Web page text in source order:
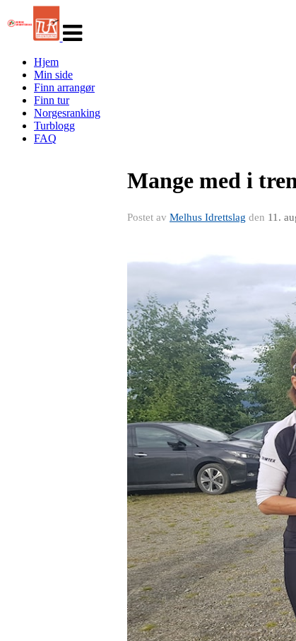
navigasjon
Hjem
Min side
Finn arrangør
Finn tur
Norgesranking
Turblogg
FAQ
Mange med i
Postet av Melhus Idrettslag den 11.